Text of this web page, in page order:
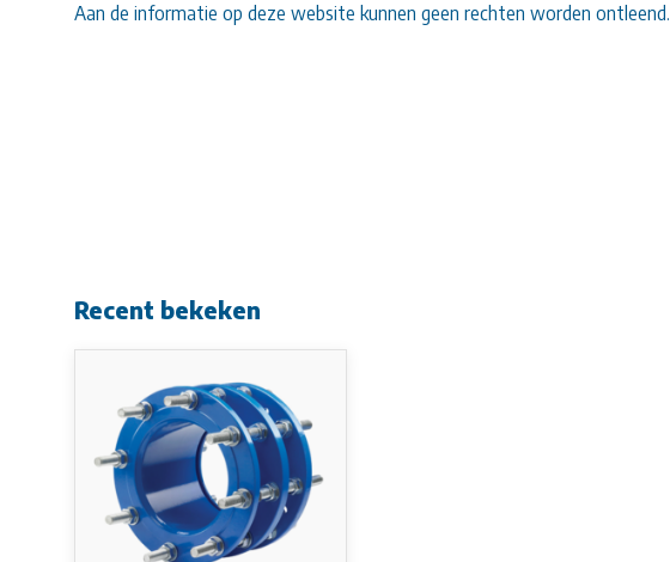
Aan de informatie op deze website kunnen geen rechten worden ontleend.
Recent bekeken